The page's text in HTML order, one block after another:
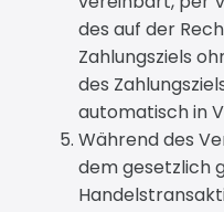
des auf der
Zahlungsziels
des
automatisch in
Während des
dem gesetzlich